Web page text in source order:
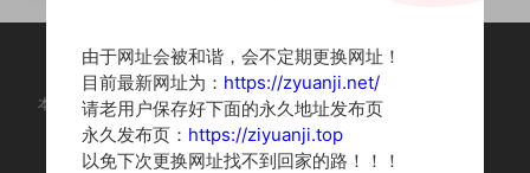
本站为摄影写真图片网站，内容来自网络收集整理，仅作个人学习使用。
如有违法内容请联系删除
Copyright © 2022 资源集
由于网址会被和谐，会不定期更换网址！
目前最新网址为： https://zyuanji.net/
请老用户保存好下面的永久地址发布页
永久发布页： https://ziyuanji.top
以免下次更换网址找不到回家的路！！！